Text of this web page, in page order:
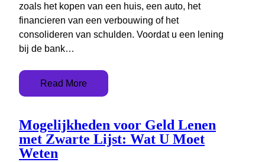
zoals het kopen van een huis, een auto, het
financieren van een verbouwing of het
consolideren van schulden. Voordat u een lening
bij de bank…
Read More
Mogelijkheden voor Geld Lenen
met Zwarte Lijst: Wat U Moet
Weten